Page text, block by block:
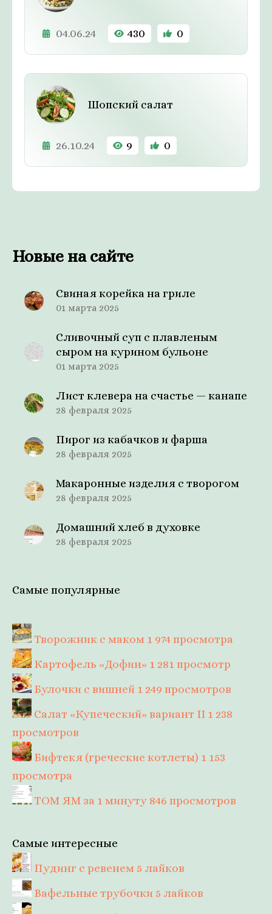
04.06.24 430 0
Шопский салат
26.10.24 9 0
Новые на сайте
Свиная корейка на гриле
01 марта 2025
Сливочный суп с плавленым
сыром на курином бульоне
01 марта 2025
Лист клевера на счастье — канапе
28 февраля 2025
Пирог из кабачков и фарша
28 февраля 2025
Макаронные изделия с творогом
28 февраля 2025
Домашний хлеб в духовке
28 февраля 2025
Самые популярные
Творожник с маком 1 974 просмотра
Картофель «Дофин» 1 281 просмотр
Булочки с вишней 1 249 просмотров
Салат «Купеческий» вариант II 1 238
просмотров
Бифтекя (греческие котлеты) 1 153
просмотра
ТОМ ЯМ за 1 минуту 846 просмотров
Самые интересные
Пудинг с ревенем 5 лайков
Вафельные трубочки 5 лайков